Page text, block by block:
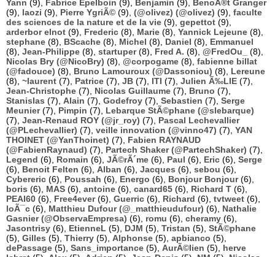
Yann (9), Fabrice Epelboin (9), Benjamin (9), BenoÃ®t Granger
(9), laozi (9), Pierre YgriÃ© (9), (@olivez) (@olivez) (9), faculte
des sciences de la nature et de la vie (9), gepettot (9),
arderbor elnot (9), Frederic (8), Marie (8), Yannick Lejeune (8),
stephane (8), BScache (8), Michel (8), Daniel (8), Emmanuel
(8), Jean-Philippe (8), startuper(8), Fred A. (8), @FredOu_
(8),
Nicolas Bry (@NicoBry) (8), @corpogame (8), fabienne billat
(@fadouce) (8), Bruno Lamouroux (@Dassoniou) (8), Lereune
(8), ~laurent (7), Patrice (7), JB (7), ITI (7), Julien Ã‰LIE (7),
Jean-Christophe (7), Nicolas Guillaume (7), Bruno (7),
Stanislas (7), Alain (7), Godefroy (7), Sebastien (7), Serge
Meunier(7), Pimpin (7), Lebarque StÃ©phane (@slebarque)
(7), Jean-Renaud ROY (@jr_roy) (7), Pascal Lechevallier
(@PLechevallier) (7), veille innovation (@vinno47) (7), YAN
THOINET (@YanThoinet) (7), Fabien RAYNAUD
(@FabienRaynaud) (7), Partech Shaker (@PartechShaker) (7),
Legend (6), Romain (6), JÃ©rÃ´me (6), Paul (6), Eric (6), Serge
(6), Benoit Felten (6), Alban (6), Jacques (6), sebou (6),
Cybereric (6), Poussah (6), Energo (6), Bonjour Bonjour(6),
boris (6), MAS (6), antoine (6), canard65 (6), Richard T (6),
PEAI60 (6), Free4ever(6), Guerric (6), Richard (6), tvtweet (6),
loÃ¯c (6), Matthieu Dufour (@_matthieudufour) (6), Nathalie
Gasnier (@ObservaEmpresa) (6), romu (6), cheramy (6),
Jasontrisy (6), EtienneL (5), DJM (5), Tristan (5), StÃ©phane
(5), Gilles (5), Thierry (5), Alphonse (5), apbianco (5),
dePassage (5), Sans_importance (5), AurÃ©lien (5), herve